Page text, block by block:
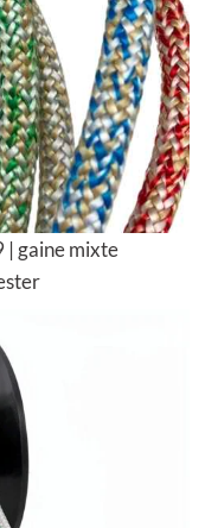
| gaine mixte